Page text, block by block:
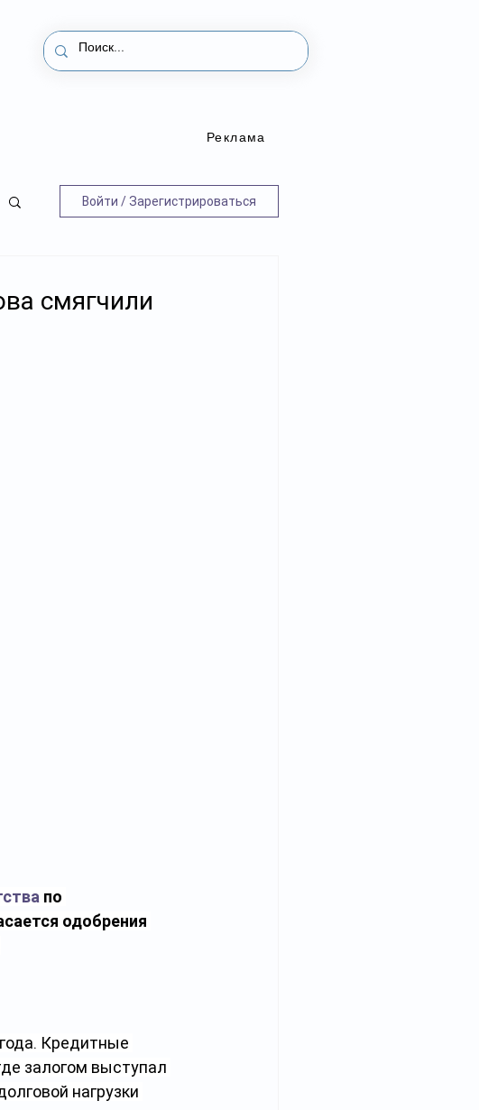
Реклама
Войти / Зарегистрироваться
смягчили
по
одобрения
Кредитные
залогом выступал
нагрузки